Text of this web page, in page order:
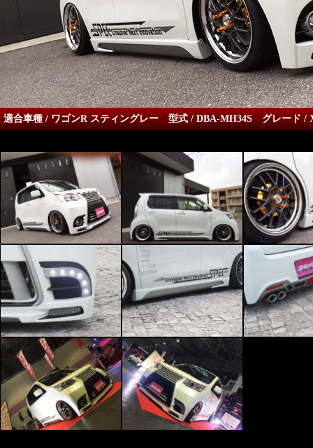
適合車種 / ワゴンR スティングレー 型式 / DBA-MH34S グレード /